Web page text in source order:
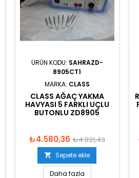
ÜRÜN KODU: SAHRAZD-
8905CT1
MARKA: CLASS
CLASS AĞAÇ YAKMA
HAVYASI 5 FARKLI UÇLU
BUTONLU ZD8905
₺4.580,36 ₺4.821,43
 Sepete ekle
Daha fazla